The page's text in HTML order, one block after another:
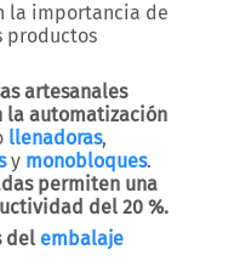
la importancia de
productos
artesanales
la automatización
llenadoras,
y monobloques.
permiten una
del 20 %.
del embalaje